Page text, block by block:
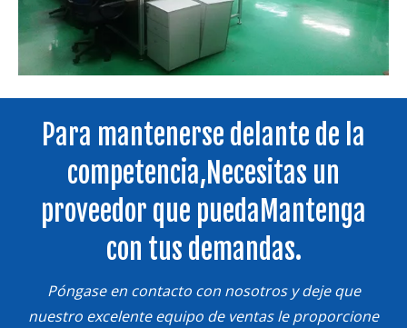
Para mantenerse delante de la
competencia,Necesitas un
proveedor que puedaMantenga
con tus demandas.
Póngase en contacto con nosotros y deje que
nuestro excelente equipo de ventas le proporcione